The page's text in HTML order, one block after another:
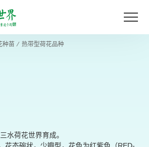
种苗 ⁄ 热带型荷花品种
水荷花世界育成。